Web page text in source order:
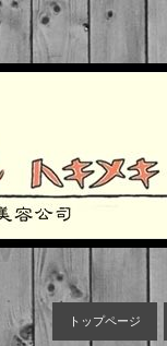
トップページ